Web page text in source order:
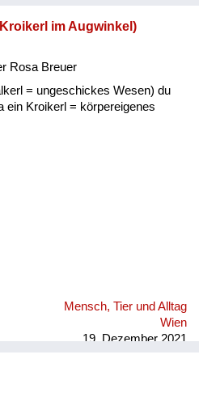
im Augwinkel)
Rosa Breuer
= ungeschickes Wesen) du
ein Kroikerl = körpereigenes
Mensch, Tier und Alltag
Wien
19. Dezember 2021